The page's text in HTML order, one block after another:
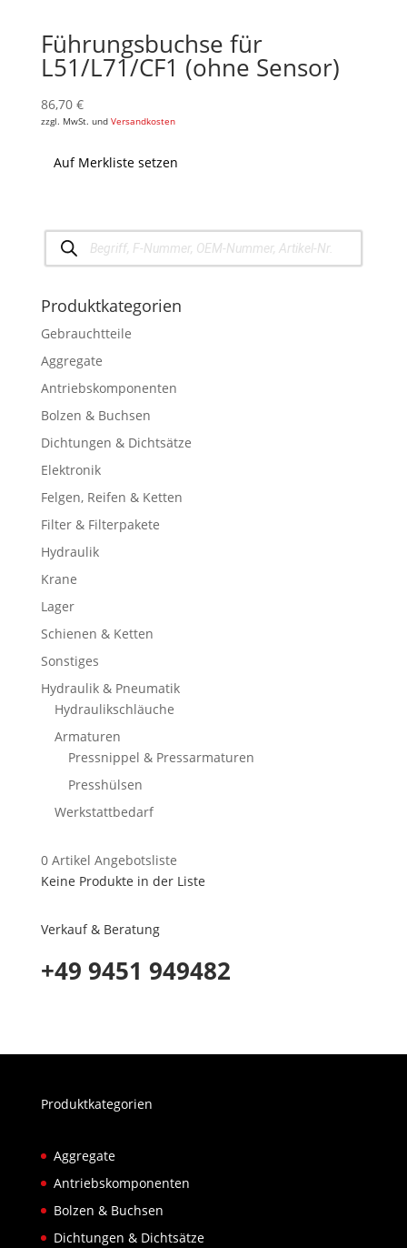
Führungsbuchse für
L51/L71/CF1 (ohne Sensor)
86,70 €
zzgl. MwSt. und Versandkosten
Auf Merkliste setzen
Products
search
Produktkategorien
Gebrauchtteile
Aggregate
Antriebskomponenten
Bolzen & Buchsen
Dichtungen & Dichtsätze
Elektronik
Felgen, Reifen & Ketten
Filter & Filterpakete
Hydraulik
Krane
Lager
Schienen & Ketten
Sonstiges
Hydraulik & Pneumatik
Hydraulikschläuche
Armaturen
Pressnippel & Pressarmaturen
Presshülsen
Werkstattbedarf
0Artikel Angebotsliste
Keine Produkte in der Liste
Verkauf & Beratung
+49 9451 949482
Produktkategorien
Aggregate
Antriebskomponenten
Bolzen & Buchsen
Dichtungen & Dichtsätze